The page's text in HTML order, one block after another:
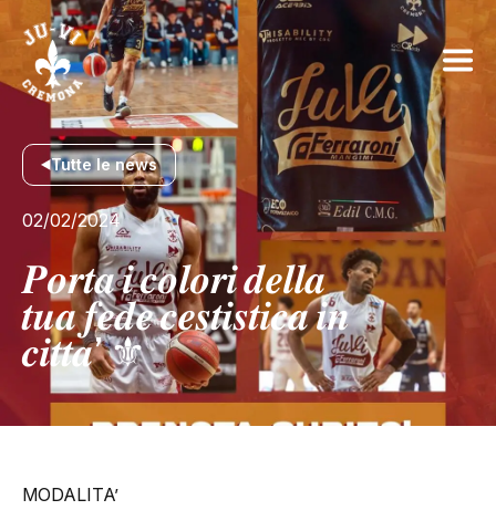
Tutte le news
02/02/2024
𝑷𝒐𝒓𝒕𝒂 𝒊 𝒄𝒐𝒍𝒐𝒓𝒊 𝒅𝒆𝒍𝒍𝒂
𝒕𝒖𝒂 𝒇𝒆𝒅𝒆 𝒄𝒆𝒔𝒕𝒊𝒔𝒕𝒊𝒄𝒂 𝒊𝒏
𝒄𝒊𝒕𝒕𝒂’ ⚜️
MODALITA’